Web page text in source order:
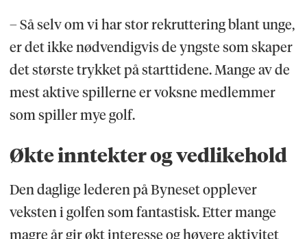
– Så selv om vi har stor rekruttering blant unge,
er det ikke nødvendigvis de yngste som skaper
det største trykket på starttidene. Mange av de
mest aktive spillerne er voksne medlemmer
som spiller mye golf.
Økte inntekter og vedlikehold
Den daglige lederen på Byneset opplever
veksten i golfen som fantastisk. Etter mange
magre år gir økt interesse og høyere aktivitet